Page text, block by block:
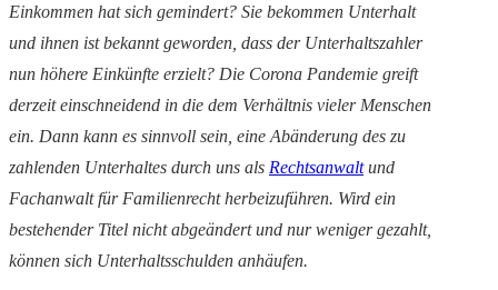
Einkommen hat sich gemindert? Sie bekommen Unterhalt
und ihnen ist bekannt geworden, dass der Unterhaltszahler
nun höhere Einkünfte erzielt? Die Corona Pandemie greift
derzeit einschneidend in die dem Verhältnis vieler Menschen
ein. Dann kann es sinnvoll sein, eine Abänderung des zu
zahlenden Unterhaltes durch uns als Rechtsanwaltund
Fachanwalt für Familienrecht herbeizuführen. Wird ein
bestehender Titel nicht abgeändert und nur weniger gezahlt,
können sich Unterhaltsschulden anhäufen.